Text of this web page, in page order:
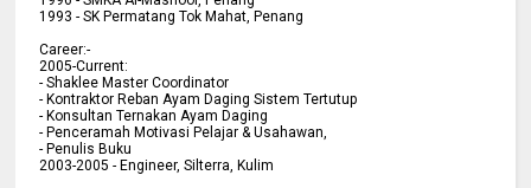
1993 - SK Permatang Tok Mahat, Penang
Career:-
2005-Current:
- Shaklee Master Coordinator
- Kontraktor Reban Ayam Daging Sistem Tertutup
- Konsultan Ternakan Ayam Daging
- Penceramah Motivasi Pelajar & Usahawan,
- Penulis Buku
2003-2005 -Engineer, Silterra, Kulim